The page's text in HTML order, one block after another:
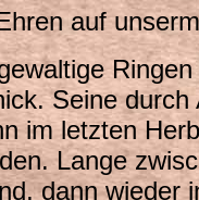
auf
Seine
im letzten
Lange
dann wieder